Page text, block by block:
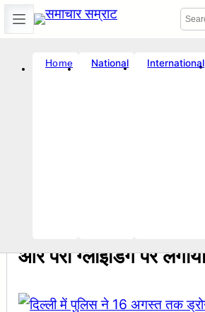
Skip
to
contentHome National International
और पैरा ग्लाइडिंग पर